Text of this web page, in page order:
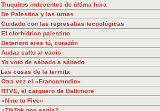
Truquitos indecentes de última hora
De Palestina y las urnas
Cuidado con las represalias tecnológicas
El clorhídrico palestino
Deterioro eres tú, corazón
Audaz salto al vacío
Yo voto de sábado a sábado
Las cosas de la termita
Otra vez el «Francomodín»
RTVE, el carguero de Baltimore
«Nine to Five»